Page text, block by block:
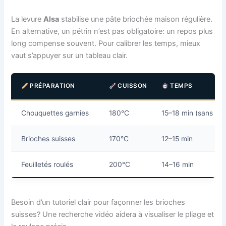
La levureAlsa stabilise une pâte briochée maison régulière.
En alternative, un pétrin n’est pas obligatoire: un repos plus
long compense souvent. Pour calibrer les temps, mieux
vaut s’appuyer sur un tableau clair.
PRÉPARATION CUISSON TEMPS
Chouquettes garnies 180°C 15–18 min (sans
Brioches suisses 170°C 12–15 min
Feuilletés roulés 200°C 14–16 min
Besoin d’un tutoriel clair pour façonner les brioches
suisses? Une recherche vidéo aidera à visualiser le pliage et